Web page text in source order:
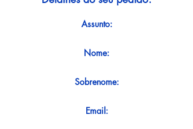
Assunto:
Nome:
Sobrenome:
Email: